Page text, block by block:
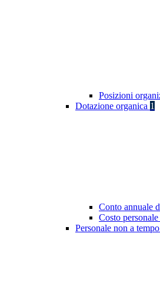
Posizioni
Dotazione organica 1
Conto annuale
Costo
Personale non a